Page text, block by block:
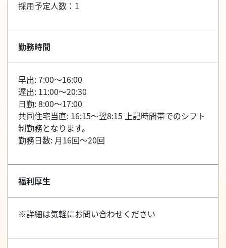
採用予定人数：1
勤務時間
早出: 7:00～16:00
遅出: 11:00～20:30
日勤: 8:00～17:00
共同住宅当直: 16:15～翌8:15 上記時間帯でのシフト
制勤務となります。
勤務日数: 月16回～20回
福利厚生
※詳細は気軽にお問い合わせください